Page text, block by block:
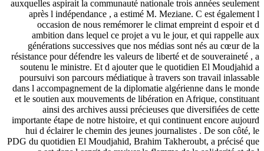
auxquelles aspirait la communauté nationale trois années seulement
après l indépendance , a estimé M. Meziane. C est également l
occasion de nous remémorer le climat empreint d espoir et d
ambition dans lequel ce projet a vu le jour, et qui rappelle aux
générations successives que nos médias sont nés au cœur de la
résistance pour défendre les valeurs de liberté et de souveraineté , a
soutenu le ministre. Et d ajouter que le quotidien El Moudjahid a
poursuivi son parcours médiatique à travers son travail inlassable
dans l accompagnement de la diplomatie algérienne dans le monde
et le soutien aux mouvements de libération en Afrique, constituant
ainsi des archives aussi précieuses que diversifiées de cette
importante étape de notre histoire, et qui continuent encore aujourd
hui d éclairer le chemin des jeunes journalistes . De son côté, le
PDG du quotidien El Moudjahid, Brahim Takheroubt, a précisé que